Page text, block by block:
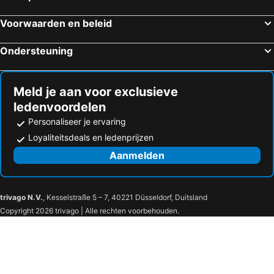
Colmar, Elzas Hotels
Voorwaarden en beleid
Ondersteuning
Meld je aan voor exclusieve
ledenvoordelen
Personaliseer je ervaring
Loyaliteitsdeals en ledenprijzen
Aanmelden
trivago N.V., Kesselstraße 5 – 7, 40221 Düsseldorf, Duitsland
Copyright 2026 trivago | Alle rechten voorbehouden.